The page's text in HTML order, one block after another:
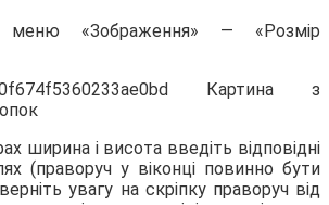
«Зображення» — «Розмір
ширина і висота введіть відповідні
(праворуч у віконці повинно бути
увагу на скріпку праворуч від